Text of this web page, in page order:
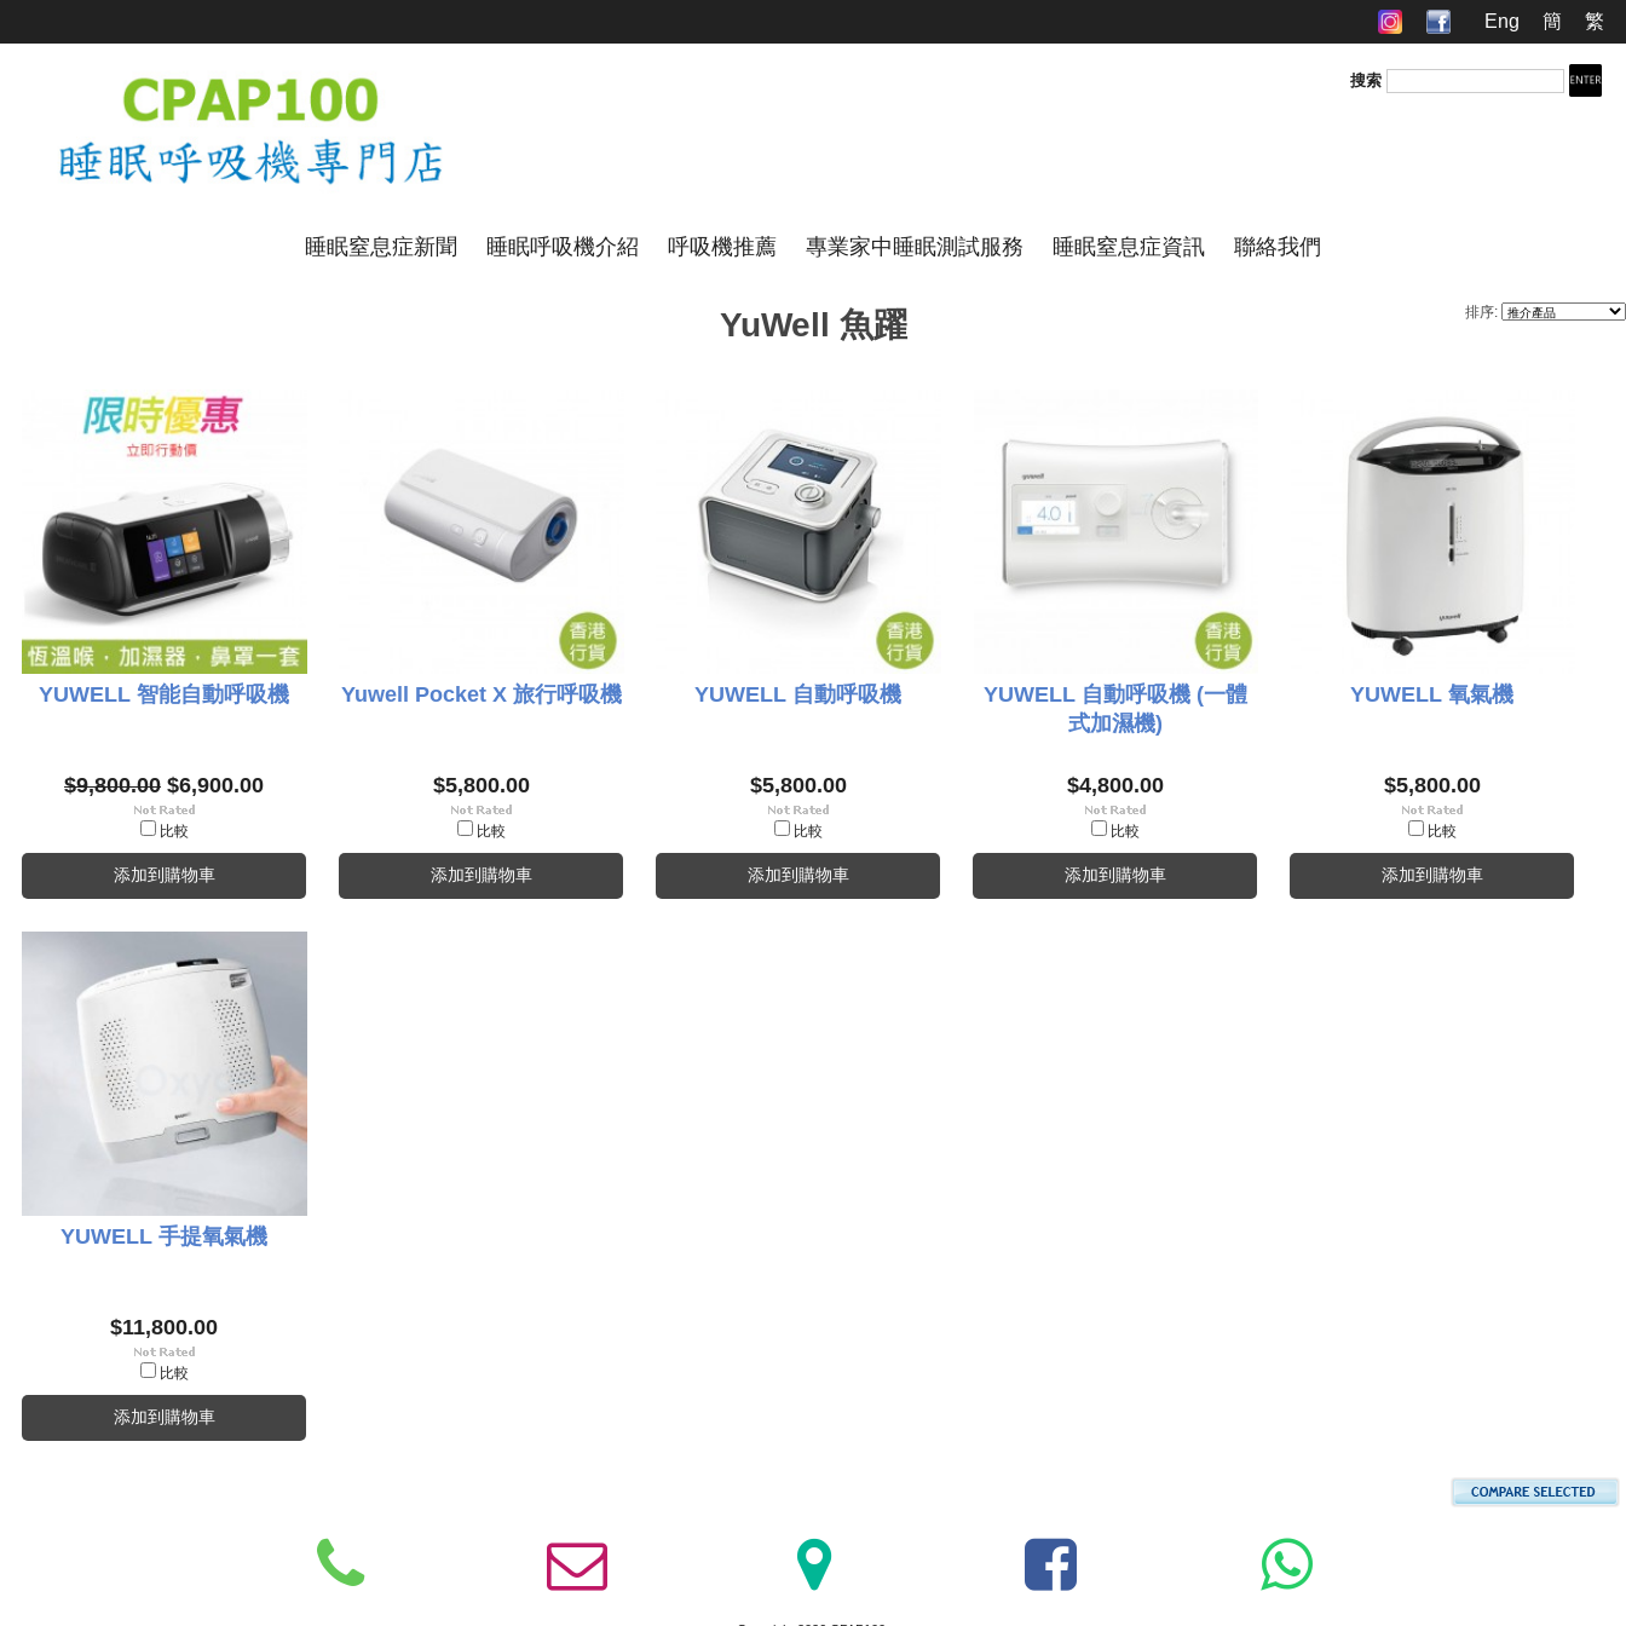
Eng 簡 繁
搜索
睡眠窒息症新聞 睡眠呼吸機介紹 呼吸機推薦 專業家中睡眠測試服務 睡眠窒息症資訊 聯絡我們
排序:
YuWell 魚躍
YUWELL 智能自動呼吸機
$9,800.00 $6,900.00
比較
添加到購物車
Yuwell Pocket X 旅行呼吸機
$5,800.00
比較
添加到購物車
YUWELL 自動呼吸機
$5,800.00
比較
添加到購物車
YUWELL 自動呼吸機 (一體
式加濕機)
$4,800.00
比較
添加到購物車
YUWELL 氧氣機
$5,800.00
比較
添加到購物車
YUWELL 手提氧氣機
$11,800.00
比較
添加到購物車